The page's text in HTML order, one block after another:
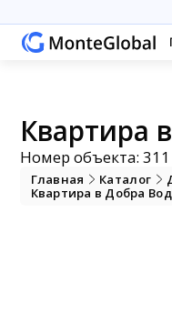
Квартира
Номер объекта: 311
Главная Каталог
Квартира в Добра